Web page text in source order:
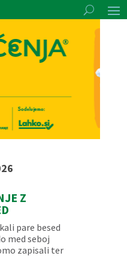
Z
pare besed
med seboj
zapisali ter